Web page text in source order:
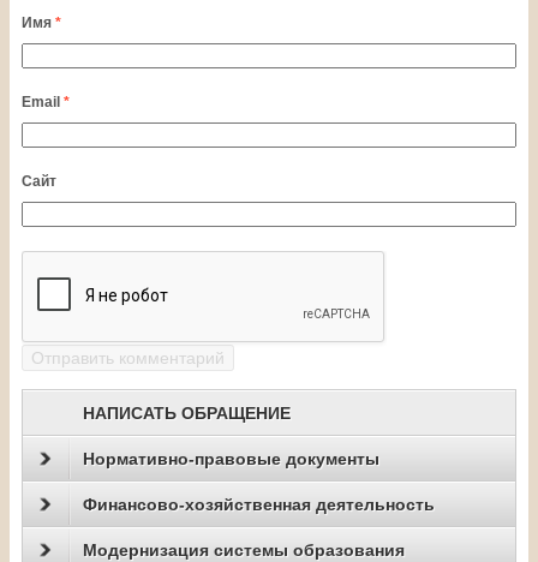
Имя *
Email *
Сайт
НАПИСАТЬ ОБРАЩЕНИЕ
Нормативно-правовые документы
Финансово-хозяйственная деятельность
Модернизация системы образования